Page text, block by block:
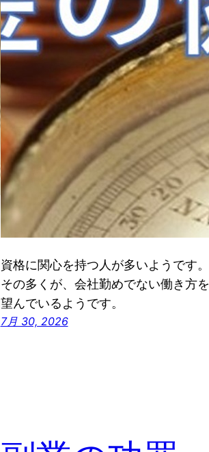
資格に関心を持つ人が多いようです。
その多くが、会社勤めでない働き方を
望んでいるようです。
7月 30, 2026